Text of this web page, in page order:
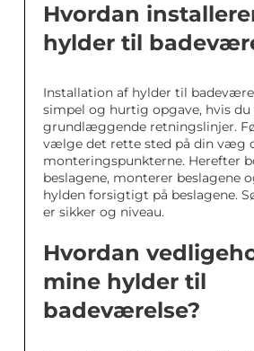
Hvordan
hylder til
Installation af hylder til
simpel og hurtig opgave, hvis
grundlæggende retningslinjer.
vælge det rette sted på din væg
monteringspunkterne. Herefter
beslagene, monterer beslagene
hylden forsigtigt på beslagene.
er sikker og niveau.
Hvordan
mine hylder til
badeværelse?